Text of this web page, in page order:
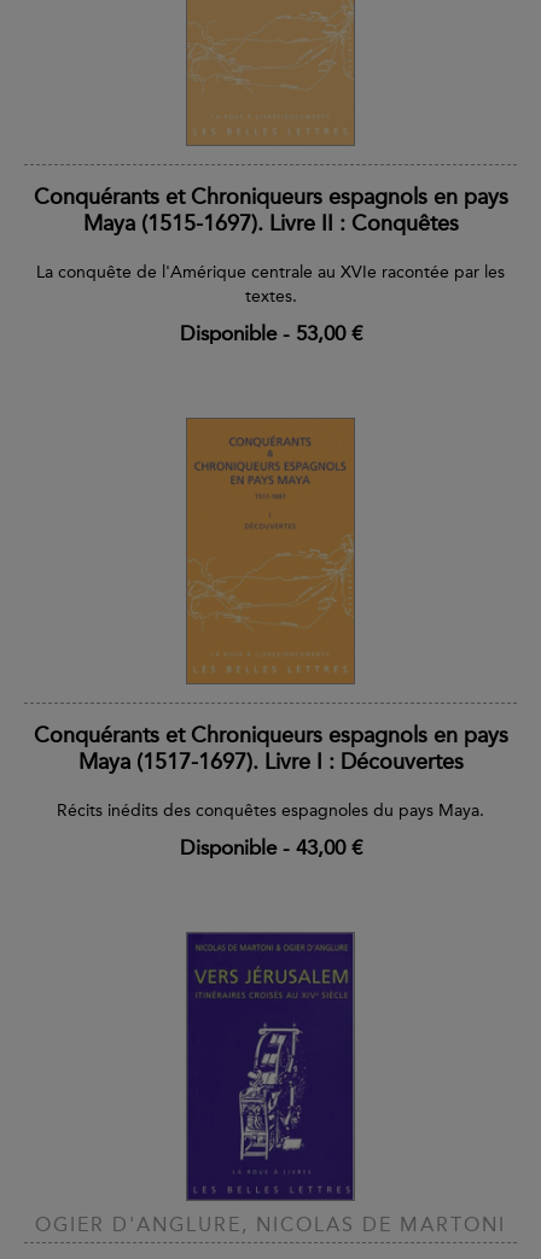
Conquérants et Chroniqueurs espagnols en pays
Maya (1515-1697). Livre II : Conquêtes
La conquête de l'Amérique centrale au XVIe racontée par les
textes.
Disponible- 53,00 €
Conquérants et Chroniqueurs espagnols en pays
Maya (1517-1697). Livre I : Découvertes
Récits inédits des conquêtes espagnoles du pays Maya.
Disponible- 43,00 €
OGIER D'ANGLURE, NICOLAS DE MARTONI